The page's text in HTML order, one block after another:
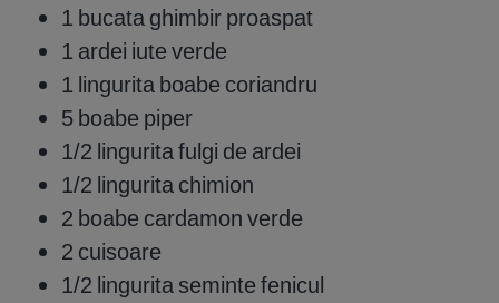
1 bucata ghimbir proaspat
1 ardei iute verde
1 lingurita boabe coriandru
5 boabe piper
1/2 lingurita fulgi de ardei
1/2 lingurita chimion
2 boabe cardamon verde
2 cuisoare
1/2 lingurita seminte fenicul